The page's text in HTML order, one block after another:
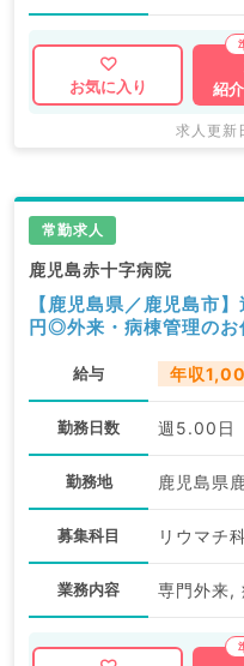
お気に入り
紹
求人更
常勤求人
鹿児島赤十字病院
【鹿児島県／鹿児島市
円◎外来・病棟管理のお
給与 年収
勤務日数 週5.00日
勤務地 鹿児島県
募集科目 リウマチ
業務内容 専門外来,